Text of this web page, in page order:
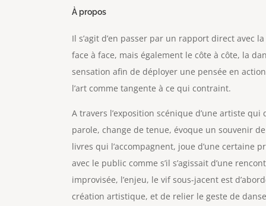
À propos
Il s’agit d’en passer par un rapport direct avec
face à face, mais également le côte à côte, la
sensation afin de déployer une pensée en
l’art comme tangente à ce qui contraint.
A travers l’exposition scénique d’une artiste qui
parole, change de tenue, évoque un souvenir
livres qui l’accompagnent, joue d’une certaine
avec le public comme s’il s’agissait d’une
improvisée, l’enjeu, le vif sous-jacent est
création artistique, et de relier le geste de